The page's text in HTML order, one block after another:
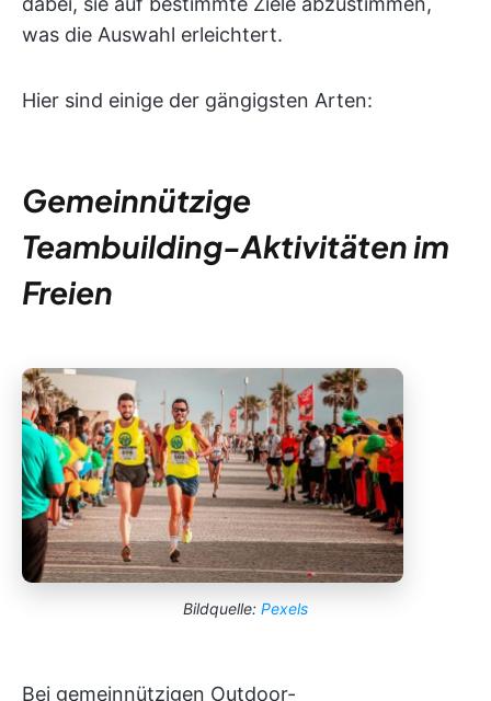
was die Auswahl erleichtert.
Hier sind einige der gängigsten Arten:
Gemeinnützige
Teambuilding-Aktivitäten im
Freien
Bildquelle: Pexels
Bei gemeinnützigen Outdoor-